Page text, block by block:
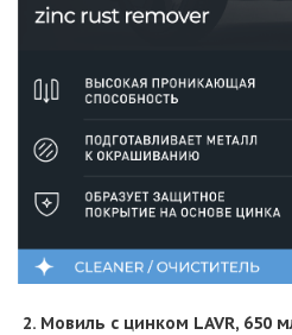
2. Мовиль с цинком LAVR, 650